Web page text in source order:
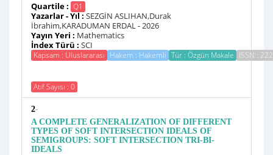
Quartile : Q1
Yazarlar - Yıl : SEZGİN ASLIHAN,Durak
İbrahim,KARADUMAN ERDAL - 2026
Yayın Yeri : Mathematics
İndex Türü : SCI
Kapsam : Uluslararası Hakem : Hakemli Tür : Özgün Makale ISSN :
Atıf Sayısı : 0
2-
A COMPLETE GENERALIZATION OF DIFFERENT
TYPES OF SOFT INTERSECTION IDEALS OF
SEMIGROUPS: SOFT INTERSECTION TRI-BI-
IDEALS